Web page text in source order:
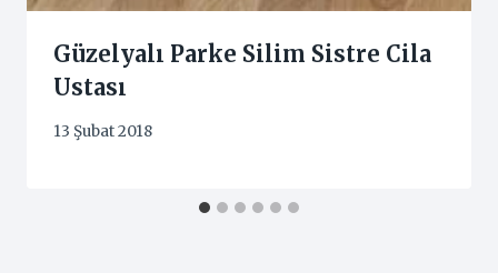
Güzelyalı Parke Silim Sistre Cila
Ustası
13 Şubat 2018